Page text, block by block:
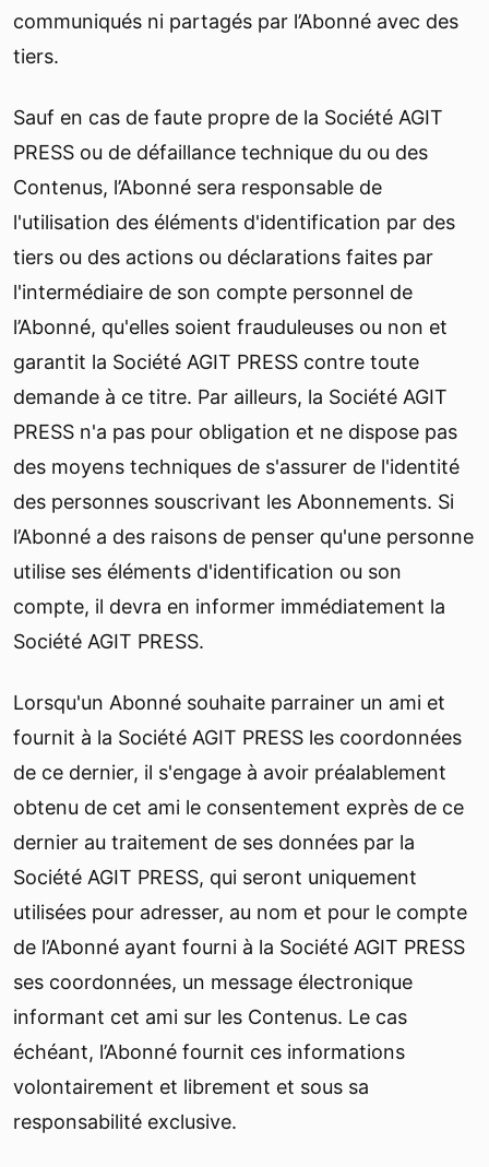
communiqués ni partagés par l’Abonné avec des
tiers.
Sauf en cas de faute propre de la Société AGIT
PRESS ou de défaillance technique du ou des
Contenus, l’Abonné sera responsable de
l'utilisation des éléments d'identification par des
tiers ou des actions ou déclarations faites par
l'intermédiaire de son compte personnel de
l’Abonné, qu'elles soient frauduleuses ou non et
garantit la Société AGIT PRESS contre toute
demande à ce titre. Par ailleurs, la Société AGIT
PRESS n'a pas pour obligation et ne dispose pas
des moyens techniques de s'assurer de l'identité
des personnes souscrivant les Abonnements. Si
l’Abonné a des raisons de penser qu'une personne
utilise ses éléments d'identification ou son
compte, il devra en informer immédiatement la
Société AGIT PRESS.
Lorsqu'un Abonné souhaite parrainer un ami et
fournit à la Société AGIT PRESS les coordonnées
de ce dernier, il s'engage à avoir préalablement
obtenu de cet ami le consentement exprès de ce
dernier au traitement de ses données par la
Société AGIT PRESS, qui seront uniquement
utilisées pour adresser, au nom et pour le compte
de l’Abonné ayant fourni à la Société AGIT PRESS
ses coordonnées, un message électronique
informant cet ami sur les Contenus. Le cas
échéant, l’Abonné fournit ces informations
volontairement et librement et sous sa
responsabilité exclusive.